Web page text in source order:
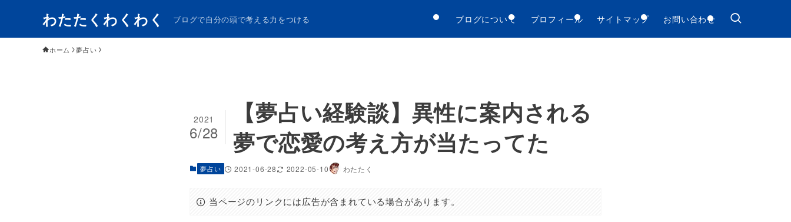
わたたくわくわく ブログで自分の頭で考える力をつける ブログについて プロフィール サイトマップ お問い合わせ
ホーム 夢占い
【夢占い経験談】異性に案内される
夢で恋愛の考え方が当たってた
2021
6/28
夢占い 2021-06-28 2022-05-10 わたたく
当ページのリンクには広告が含まれている場合があります。